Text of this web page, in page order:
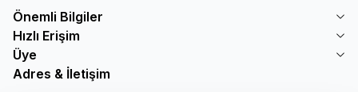
Önemli Bilgiler
Hızlı Erişim
Üye
Adres & İletişim